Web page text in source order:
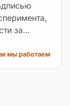
за
мы работаем